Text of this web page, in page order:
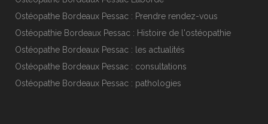
Ostéopathe Bordeaux Pessac : Prendre rendez-vous
Ostéopathie Bordeaux Pessac : Histoire de l'ostéopathie
Ostéopathe Bordeaux Pessac : les actualités
Ostéopathe Bordeaux Pessac : consultations
Ostéopathe Bordeaux Pessac : pathologies